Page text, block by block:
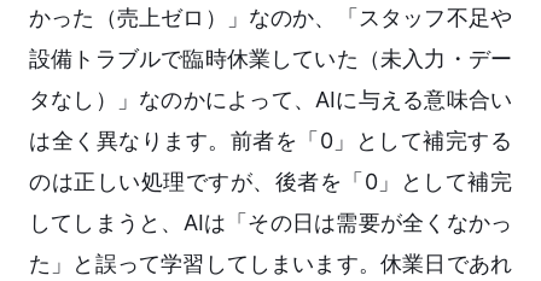
かった（売上ゼロ）」なのか、「スタッフ不足や
設備トラブルで臨時休業していた（未入力・デー
タなし）」なのかによって、AIに与える意味合い
は全く異なります。前者を「0」として補完する
のは正しい処理ですが、後者を「0」として補完
してしまうと、AIは「その日は需要が全くなかっ
た」と誤って学習してしまいます。休業日であれ